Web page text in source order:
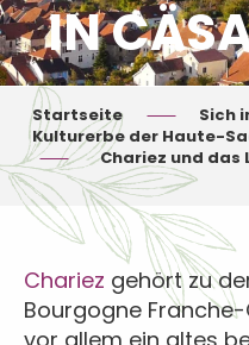
IN
Startseite
Sich
Kulturerbe der Haute-
Chariez und das
Chariez gehört zu
Bourgogne